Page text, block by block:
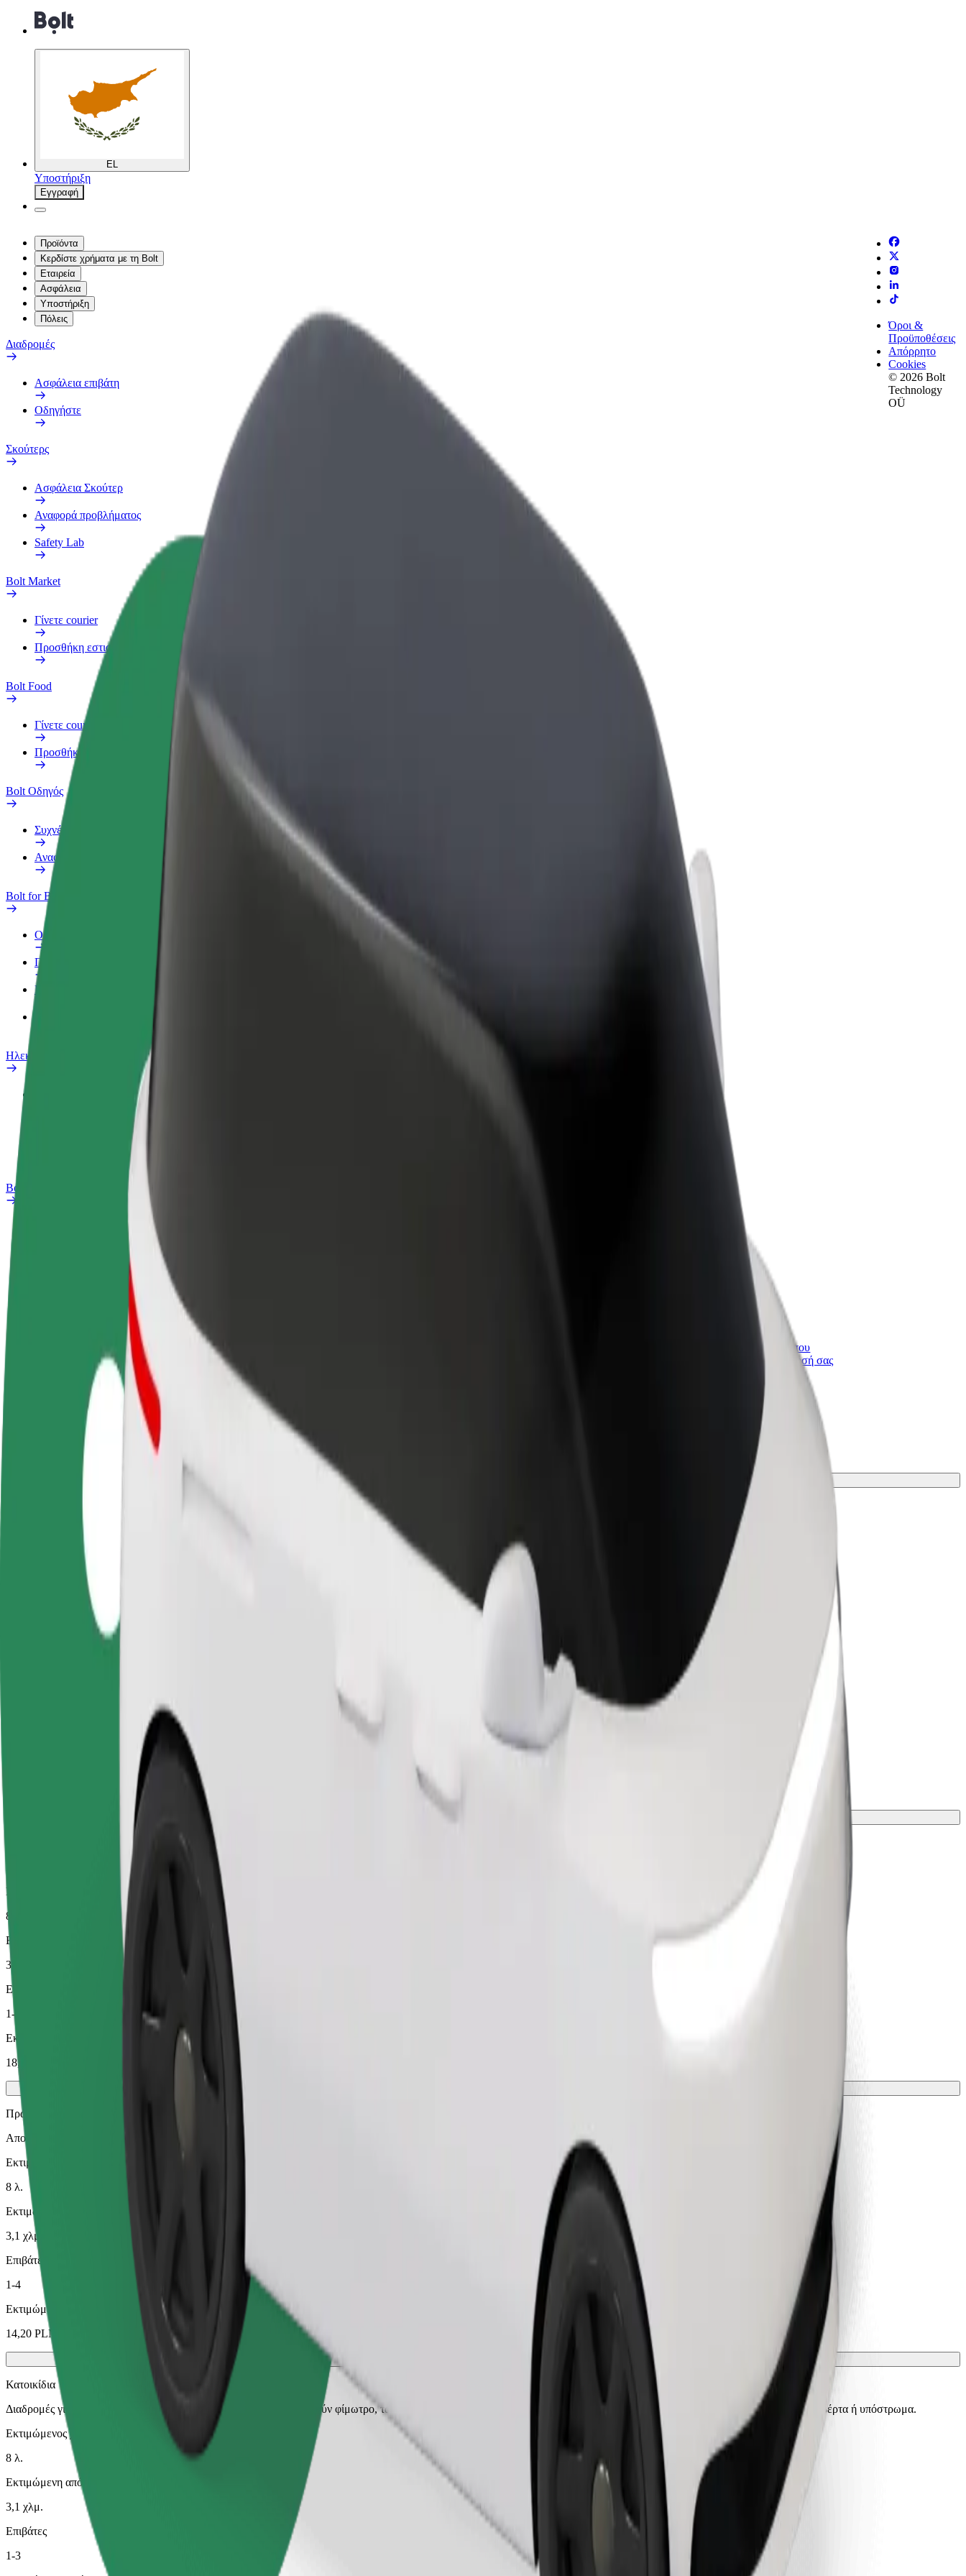
EL
Υποστήριξη
Εγγραφή
Προϊόντα
Κερδίστε χρήματα με τη Bolt
Εταιρεία
Ασφάλεια
Υποστήριξη
Πόλεις
Διαδρομές
Ασφάλεια επιβάτη
Οδηγήστε
Σκούτερς
Ασφάλεια Σκούτερ
Αναφορά προβλήματος
Safety Lab
Bolt Market
Γίνετε courier
Προσθήκη εστιατορίου ή καταστήματος
Bolt Food
Γίνετε courier
Προσθήκη εστιατορίου ή καταστήματος
Bolt Οδηγός
Συχνές Ερωτήσεις
Αναφορά οχήματος
Bolt for Business
Οφέλη
Προφίλ Εργασίας
Προϊόντα
Bolt food για επιχειρήσεις
Ηλεκτρικά ποδήλατα
Αναφορά προβλήματος
Bolt Plus
Πώς να συμμετάσχετε
Κερδίστε χρήματα με τους
δικούς σας όρους
Γίνετε courier
Παραδώστε φαγητό και
πληρώνεστε εβδομαδιαία
Προϊόντα και υπηρεσίες Bolt που
κλιμακώνονται για την επιχείρησή σας
Όροι &
Προϋποθέσεις
Απόρρητο
Cookies
© 2026 Bolt
Technology
OÜ
Πώς να φτάσεις από Bleik Restauracja σε Sandomierska 16
Ψάχνεις τον καλύτερο τρόπο να φτάσεις από Bleik Restauracja σε Sandomierska 16; Εξερεύνησε τις υπηρεσίες μας και βρες την ιδανική για το ταξίδι σου.
Η άνεση και η ευκολία λίγα κλικ μακριά!
Αξιόπιστες διαδρομές με καθημερινά αυτοκίνητα μεσαίου μεγέθους.
Εκτιμώμενος χρόνος μετακίνησης
Μεγαλύτερα αυτοκίνητα με περισσότερο χώρο για τα πόδια και αποθηκευτικό χώρο
Εκτιμώμενος χρόνος μετακίνησης
8 λ.
Εκτιμώμενη απόσταση
3,1 χλμ.
Επιβάτες
1-4
Εκτιμώμενη τιμή
18,00 PLN
Πράσινο
Αποδοτικές διαδρομές με υβριδικά και ηλεκτρικά οχήματα
Εκτιμώμενος χρόνος μετακίνησης
8 λ.
Εκτιμώμενη απόσταση
3,1 χλμ.
Επιβάτες
1-4
Εκτιμώμενη τιμή
14,20 PLN
Κατοικίδια
Διαδρομές για εσάς και το κατοικίδιό σας. Οι σκύλοι πρέπει να φορούν φίμωτρο, τα μικρά ζώα χρειάζονται κλουβί μεταφοράς και τα καθίσματα πρέπει να προστατεύονται με κουβέρτα ή υπόστρωμα.
Εκτιμώμενος χρόνος μετακίνησης
8 λ.
Εκτιμώμενη απόσταση
3,1 χλμ.
Επιβάτες
1-3